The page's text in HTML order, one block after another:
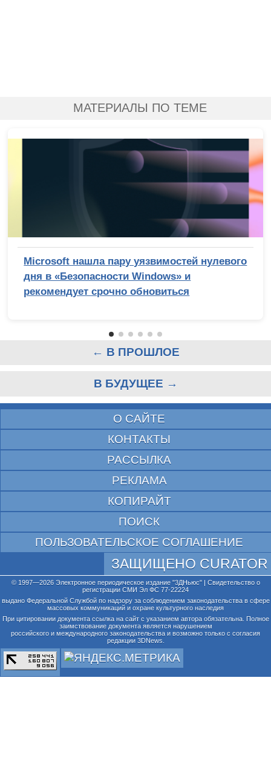
МАТЕРИАЛЫ ПО ТЕМЕ
Microsoft нашла пару уязвимостей нулевого
дня в «Безопасности Windows» и
рекомендует срочно обновиться
← В ПРОШЛОЕ
В БУДУЩЕЕ →
О САЙТЕ
КОНТАКТЫ
РАССЫЛКА
РЕКЛАМА
КОПИРАЙТ
ПОИСК
ПОЛЬЗОВАТЕЛЬСКОЕ СОГЛАШЕНИЕ
ЗАЩИЩЕНО CURATOR
© 1997—2026 Электронное периодическое издание "3ДНьюс" | Свидетельство о
регистрации СМИ Эл ФС 77-22224
выдано Федеральной Службой по надзору за соблюдением законодательства в сфере
массовых коммуникаций и охране культурного наследия
При цитировании документа ссылка на сайт с указанием автора обязательна. Полное
заимствование документа является нарушением
российского и международного законодательства и возможно только с согласия
редакции 3DNews.